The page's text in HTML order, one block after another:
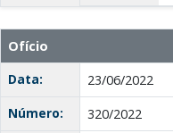
Ofício
Data:
23/06/2022
Número:
320/2022